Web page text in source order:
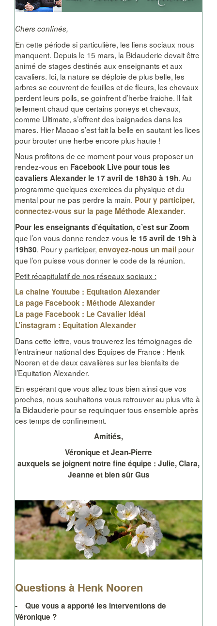
Véronique Bartin
La Bidauderie
Nos chevaux Alexander
Méditation et connexion®
Equitation Alexander ++
Cavalier idéal
Calendrier Stages Amateurs
Calendrier & Inscription Formation Pro
Tarifs Formation Pro
Coaching
Équicoaching
Formation à la valorisation du jeune cheval
Mise à niveau BPJEPS et DE
Sophroéquitation
Enseignants d’Equitation Alexander®
Lettres d’information
Livre d'Or
Contact
Chers confinés,
En cette période si particulière, les liens sociaux nous
manquent. Depuis le 15 mars, la Bidauderie devait être
animé de stages destinés aux enseignants et aux
cavaliers. Ici, la nature se déploie de plus belle, les
arbres se couvrent de feuilles et de fleurs, les chevaux
perdent leurs poils, se goinfrent d’herbe fraiche. Il fait
tellement chaud que certains poneys et chevaux,
comme Ultimate, s’offrent des baignades dans les
mares. Hier Macao s’est fait la belle en sautant les lices
pour brouter une herbe encore plus haute !
Nous profitons de ce moment pour vous proposer un
rendez-vous en Facebook Live pour tous les
cavaliers Alexander le 17 avril de 18h30 à 19h. Au
programme quelques exercices du physique et du
mental pour ne pas perdre la main. Pour y participer,
connectez-vous sur la page Méthode Alexander.
Pour les enseignants d’équitation, c’est sur Zoom
que l’on vous donne rendez-vous le 15 avril de 19h à
19h30. Pour y participer, envoyez-nous un mailpour
que l’on puisse vous donner le code de la réunion.
Petit récapitulatif de nos réseaux sociaux :
La chaine Youtube : Equitation Alexander
La page Facebook : Méthode Alexander
La page Facebook : Le Cavalier Idéal
L’instagram : Equitation Alexander
Dans cette lettre, vous trouverez les témoignages de
l’entraineur national des Equipes de France : Henk
Nooren et de deux cavalières sur les bienfaits de
l’Equitation Alexander.
En espérant que vous allez tous bien ainsi que vos
proches, nous souhaitons vous retrouver au plus vite à
la Bidauderie pour se requinquer tous ensemble après
ces temps de confinement.
Amitiés,
Véronique et Jean-Pierre
auxquels se joignent notre fine équipe : Julie, Clara,
Jeanne et bien sûr Gus
Questions à Henk Nooren
- Que vous a apporté les interventions de
Véronique ?